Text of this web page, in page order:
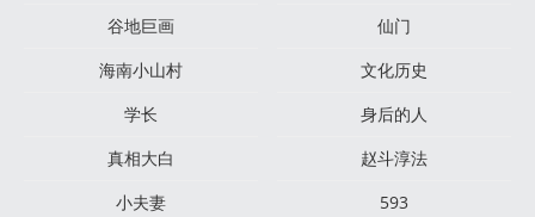
谷地巨画
仙门
海南小山村
文化历史
学长
身后的人
真相大白
赵斗淳法
小夫妻
593